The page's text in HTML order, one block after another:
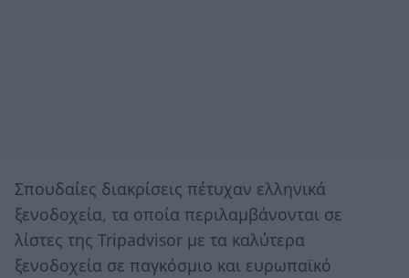
Σπουδαίες διακρίσεις πέτυχαν ελληνικά
ξενοδοχεία, τα οποία περιλαμβάνονται σε
λίστες της Tripadvisor με τα καλύτερα
ξενοδοχεία σε παγκόσμιο και ευρωπαϊκό